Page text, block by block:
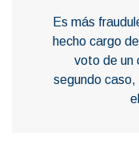
Es más
hecho cargo
voto de un
segundo caso,